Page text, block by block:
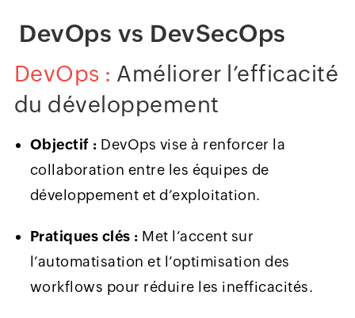
DevOps vs DevSecOps
DevOps : Améliorer l’efficacité
du développement
Objectif : DevOps vise à renforcer la
collaboration entre les équipes de
développement et d’exploitation.
Pratiques clés : Met l’accent sur
l’automatisation et l’optimisation des
workflows pour réduire les inefficacités.